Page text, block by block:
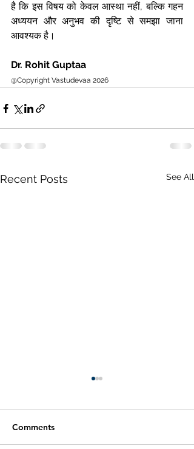
है कि इस विषय को केवल आस्था नहीं, बल्कि गहन
अध्ययन और अनुभव की दृष्टि से समझा जाना
आवश्यक है।
Dr. Rohit Guptaa
@Copyright Vastudevaa 2026
Recent Posts See All
Comments